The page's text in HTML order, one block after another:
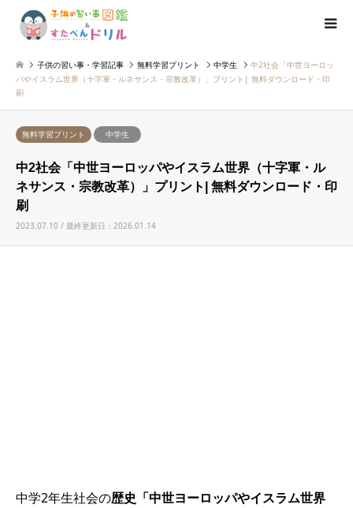
子供の習い事・学習記事 無料学習プリント 中学生
中2社会「中世ヨーロッ
パやイスラム世界（十字軍・ルネサンス・宗教改革）」プリント| 無料ダウンロード・印
刷
無料学習プリント 中学生
中2社会「中世ヨーロッパやイスラム世界（十字軍・ル
ネサンス・宗教改革）」プリント| 無料ダウンロード・印
刷
2023.07.10 / 最終更新日：2026.01.14
中学2年生社会の歴史「中世ヨーロッパやイスラム世界